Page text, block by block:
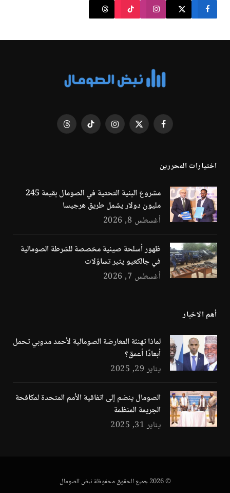
فيسبوك X
الانستغرامتيكتوك Threads
اختيارات المحررين
مشروع البنية التحتية في الصومال بقيمة 245
مليون دولار يشمل طريق هرجيسا
أغسطس 8, 2026
ظهور أسلحة صينية مخصصة للشرطة الصومالية
في جالكعيو يثير تساؤلات
أغسطس 7, 2026
أهم الاخبار
لماذا تهنئة المعارضة الصومالية لأحمد مدوبي تحمل
أبعادًا أعمق؟
يناير 29, 2025
الصومال ينضم إلى اتفاقية الأمم المتحدة لمكافحة
الجريمة المنظمة
يناير 31, 2025
© 2026 جميع الحقوق محفوظة نبض الصومال